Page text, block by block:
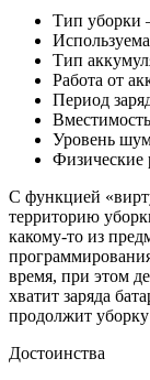
Тип уборки
Тип
Работа от
Период
Уровень
С функцией
территорию
какому-то из
время, при этом
хватит заряда
продолжит
Достоинства